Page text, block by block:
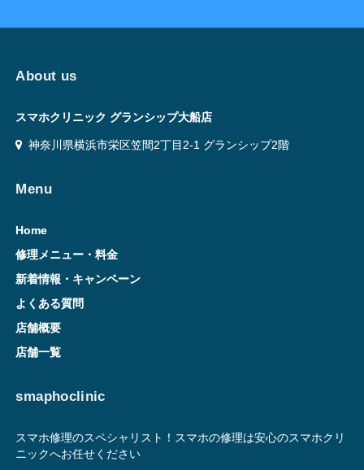
About us
スマホクリニック グランシップ大船店
神奈川県横浜市栄区笠間2丁目2-1 グランシップ2階
Menu
Home
修理メニュー・料金
新着情報・キャンペーン
よくある質問
店舗概要
店舗一覧
smaphoclinic
スマホ修理のスペシャリスト！スマホの修理は安心のスマホクリ
ニックへお任せください